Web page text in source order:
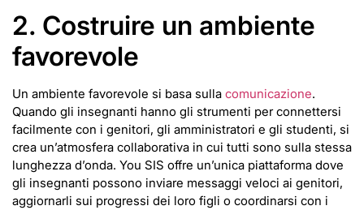
2. Costruire un ambiente
favorevole
Un ambiente favorevole si basa sulla comunicazione.
Quando gli insegnanti hanno gli strumenti per connettersi
facilmente con i genitori, gli amministratori e gli studenti, si
crea un’atmosfera collaborativa in cui tutti sono sulla stessa
lunghezza d’onda. You SIS offre un’unica piattaforma dove
gli insegnanti possono inviare messaggi veloci ai genitori,
aggiornarli sui progressi dei loro figli o coordinarsi con i